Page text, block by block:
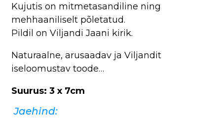
Kujutis on mitmetasandiline ning
mehhaaniliselt põletatud.
Pildil on Viljandi Jaani kirik.
Naturaalne, arusaadav ja Viljandit
iseloomustav toode…
Suurus: 3 x 7cm
Jaehind: